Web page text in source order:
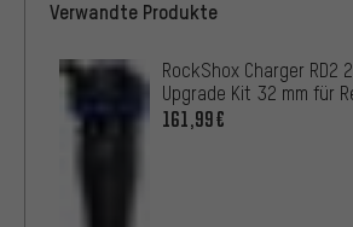
Verwandte Produkte
RockShox Charger RD2
Upgrade Kit 32 mm für
SL
161,99€